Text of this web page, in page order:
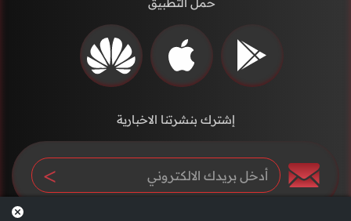
إشترك بنشرتنا الاخبارية